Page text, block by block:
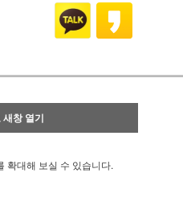
창 열기
확대해 보실 수 있습니다.